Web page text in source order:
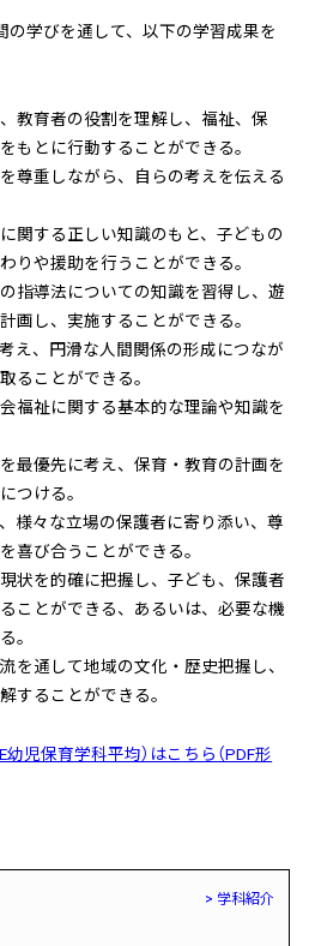
の学びを通して、以下の学習成果を
、教育者の役割を理解し、福祉、保
もとに行動することができる。
を尊重しながら、自らの考えを伝える
に関する正しい知識のもと、子どもの
りや援助を行うことができる。
の指導法についての知識を習得し、遊
画し、実施することができる。
考え、円滑な人間関係の形成につなが
ることができる。
会福祉に関する基本的な理論や知識を
を最優先に考え、保育・教育の計画を
つける。
、様々な立場の保護者に寄り添い、尊
喜び合うことができる。
現状を的確に把握し、子ども、保護者
ことができる、あるいは、必要な機
。
を通して地域の文化・歴史把握し、
することができる。
幼児保育学科平均）はこちら（PDF形
> 学科紹介